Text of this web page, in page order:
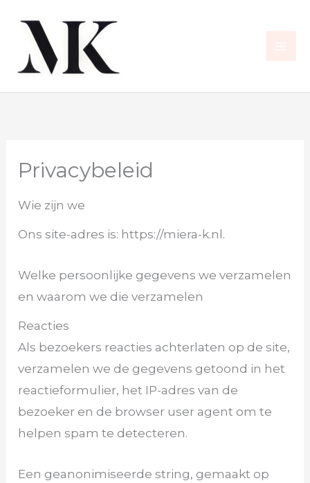
inhoud
Privacybeleid
Wie zijn we
Ons site-adres is: https://miera-k.nl.
Welke persoonlijke gegevens we verzamelen
en waarom we die verzamelen
Reacties
Als bezoekers reacties achterlaten op de site,
verzamelen we de gegevens getoond in het
reactieformulier, het IP-adres van de
bezoeker en de browser user agent om te
helpen spam te detecteren.
Een geanonimiseerde string, gemaakt op